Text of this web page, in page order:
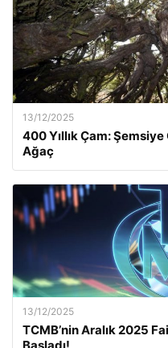
13/12/2025
400 Yıllık Çam:
Ağaç
13/12/2025
TCMB’nin Aralık 2025